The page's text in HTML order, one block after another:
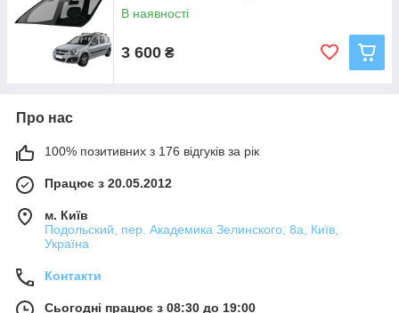
В наявності
3 600 ₴
Про нас
100% позитивних з 176 відгуків за рік
Працює з 20.05.2012
м. Київ
Подольский, пер. Академика Зелинского, 8а, Київ,
Україна
Контакти
Сьогодні працює з 08:30 до 19:00